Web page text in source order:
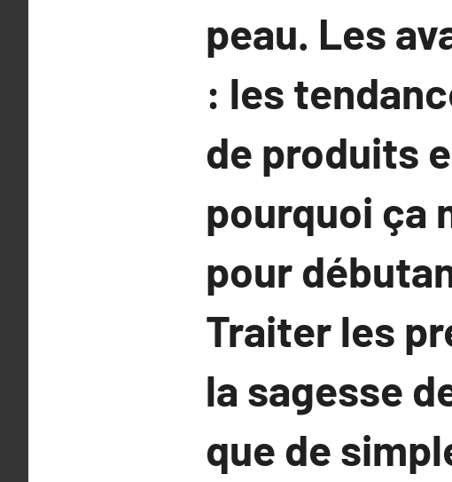
peau. Les
: les
de produits
pourquoi ça
pour
Traiter les
la sagesse
que de